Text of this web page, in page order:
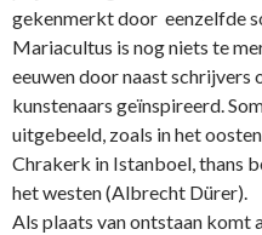
gekenmerkt door eenzelfde
Mariacultus is nog niets te
eeuwen door naast schrijvers
kunstenaars geïnspireerd.
uitgebeeld, zoals in het
Chrakerk in Istanboel, thans
het westen (Albrecht Dürer).
Als plaats van o­ntstaan komt